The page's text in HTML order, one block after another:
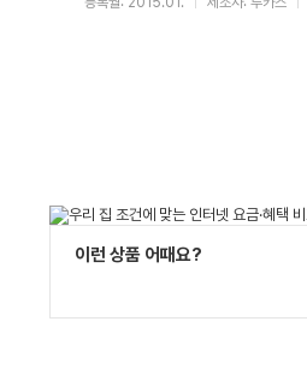
이런 상품 어때요?